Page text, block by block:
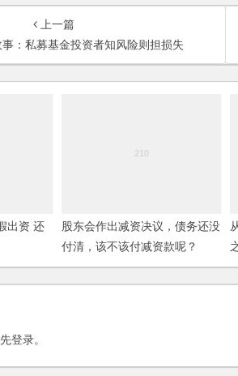
上一篇
：私募基金投资者知风险则担损失
出资 还
股东会作出减资决议，债务还没
付清，该不该付减资款呢？
登录。